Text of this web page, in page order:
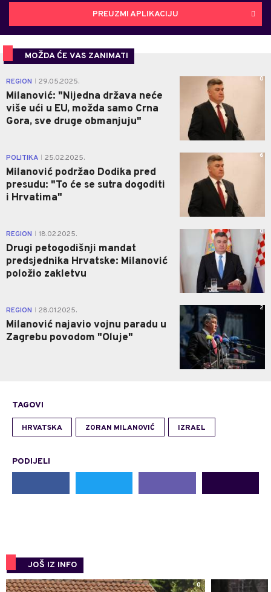
PREUZMI APLIKACIJU
MOŽDA ĆE VAS ZANIMATI
REGION 29.05.2025.
Milanović: "Nijedna država neće
više ući u EU, možda samo Crna
Gora, sve druge obmanjuju"
0
POLITIKA 25.02.2025.
Milanović podržao Dodika pred
presudu: "To će se sutra dogoditi
i Hrvatima"
6
REGION 18.02.2025.
Drugi petogodišnji mandat
predsjednika Hrvatske: Milanović
položio zakletvu
0
REGION 28.01.2025.
Milanović najavio vojnu paradu u
Zagrebu povodom "Oluje"
2
TAGOVI
HRVATSKA ZORAN MILANOVIĆ IZRAEL
PODIJELI
JOŠ IZ INFO
0